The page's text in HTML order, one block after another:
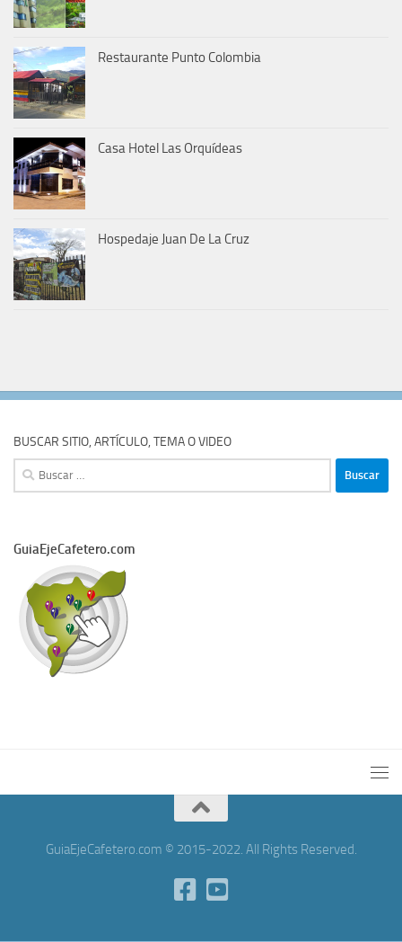
Restaurante Punto Colombia
Casa Hotel Las Orquídeas
Hospedaje Juan De La Cruz
BUSCAR SITIO, ARTÍCULO, TEMA O VIDEO
Buscar:
GuiaEjeCafetero.com
GuiaEjeCafetero.com © 2015-2022. All Rights Reserved.